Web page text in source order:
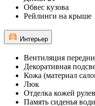
Обвес кузова
Рейлинги на крыше
Интерьер
Вентиляция
Декоративная
Кожа (материал
Люк
Отделка кожей
Память сиденья